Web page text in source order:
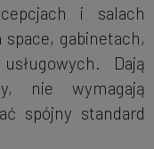
i salach
gabinetach,
Dają
nie wymagają
spójny standard